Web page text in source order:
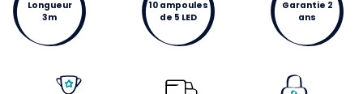
Longueur
3m
10 ampoules
de 5 LED
Garantie 2
ans